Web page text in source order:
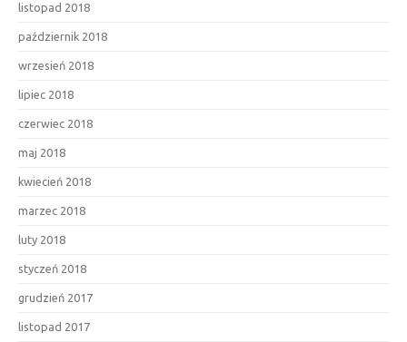
listopad 2018
październik 2018
wrzesień 2018
lipiec 2018
czerwiec 2018
maj 2018
kwiecień 2018
marzec 2018
luty 2018
styczeń 2018
grudzień 2017
listopad 2017